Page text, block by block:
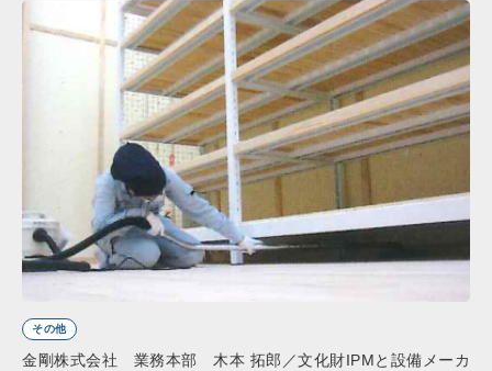
その他
金剛株式会社 業務本部 木本 拓郎／文化財IPMと設備メーカ